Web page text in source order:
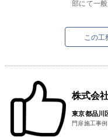
部にて一
この
株式会
東京都品川
門扉施工事例